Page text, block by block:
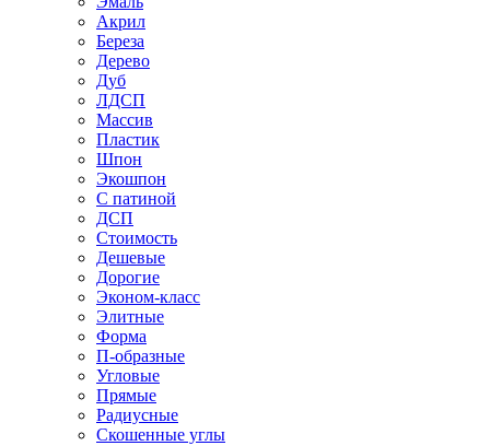
Акрил
Береза
Дерево
Дуб
ЛДСП
Массив
Пластик
Шпон
Экошпон
С патиной
ДСП
Стоимость
Дешевые
Дорогие
Эконом-класс
Элитные
Форма
П-образные
Угловые
Прямые
Радиусные
Скошенные углы